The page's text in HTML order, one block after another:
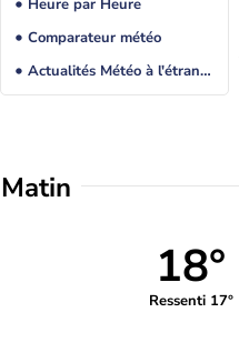
Heure par Heure
Comparateur météo
Actualités Météo à l'étranger
Matin
18°
Ressenti 17°